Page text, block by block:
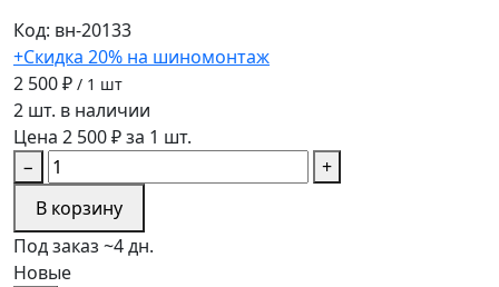
Код: вн-20133
+Скидка 20% на шиномонтаж
2 500 ₽ / 1 шт
2 шт. в наличии
Цена 2 500 ₽ за 1 шт.
−
+
В корзину
Под заказ ~4 дн.
Новые